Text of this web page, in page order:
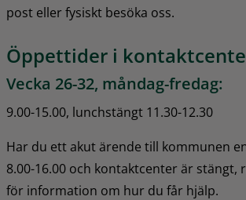
post eller fysiskt besöka oss.
Öppettider i
Vecka 26-32, måndag-fredag:
9.00-15.00, lunchstängt 11.30-12.30
Har du ett akut ärende till kommunen
8.00-16.00 och kontaktcenter är stängt,
för information om hur du får hjälp.